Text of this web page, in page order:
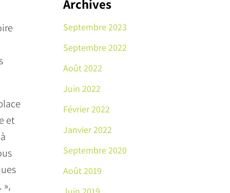
et
Archives
Septembre 2023
Septembre 2022
Août 2022
Juin 2022
Février 2022
Janvier 2022
Septembre 2020
Août 2019